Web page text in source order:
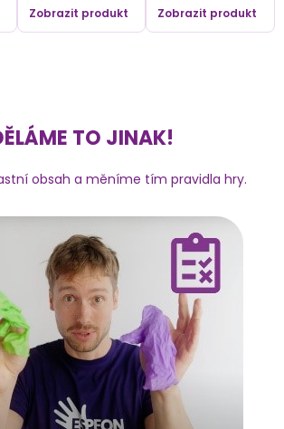
Zobrazit produkt Zobrazit produkt
TO JINAK!
obsah a měníme tím pravidla hry.